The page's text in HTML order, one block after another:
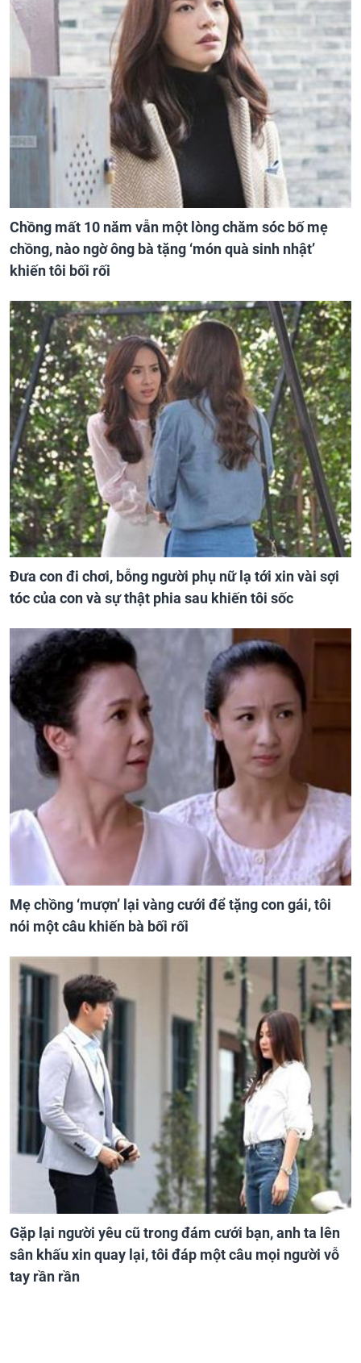
Chồng mất 10 năm vẫn một lòng chăm sóc bố mẹ
chồng, nào ngờ ông bà tặng ‘món quà sinh nhật’
khiến tôi bối rối
Đưa con đi chơi, bỗng người phụ nữ lạ tới xin vài sợi
tóc của con và sự thật phia sau khiến tôi sốc
Mẹ chồng ‘mượn’ lại vàng cưới để tặng con gái, tôi
nói một câu khiến bà bối rối
Gặp lại người yêu cũ trong đám cưới bạn, anh ta lên
sân khấu xin quay lại, tôi đáp một câu mọi người vỗ
tay rần rần